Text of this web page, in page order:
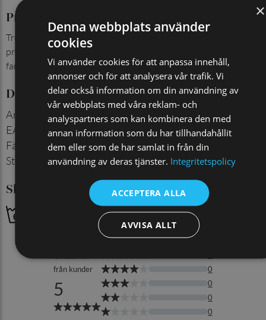
Produktinformation
Tre snygga och supersköna par bambustrumpor i en trevlig
presentförpackning. Perfekt julklapp, födelsedagspresent eller
fars dags-present.
Detaljer
Artikelnummer:
509105542
EAN
7350144057136
Färg
Röd
Storlek
40/45
Skötselråd
×
Denna webbplats använder
cookies
Vi använder cookies för att anpassa innehåll,
annonser och för att analysera vår trafik. Vi
delar också information om din användning av
vår webbplats med våra reklam- och
analyspartners som kan kombinera den med
annan information som du har tillhandahållit
dem eller som de har samlat in från din
användning av deras tjänster. Integritetspolicy
ACCEPTERA ALLA
AVVISA ALLT